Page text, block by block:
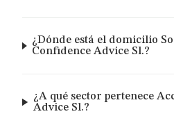
¿Dónde está el domicilio
Confidence Advice Sl.?
¿A qué sector pertenece
Advice Sl.?